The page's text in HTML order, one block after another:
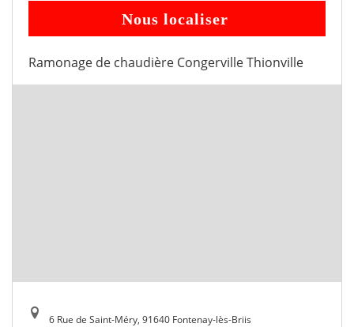
Nous localiser
Ramonage de chaudière Congerville Thionville
6 Rue de Saint-Méry, 91640 Fontenay-lès-Briis